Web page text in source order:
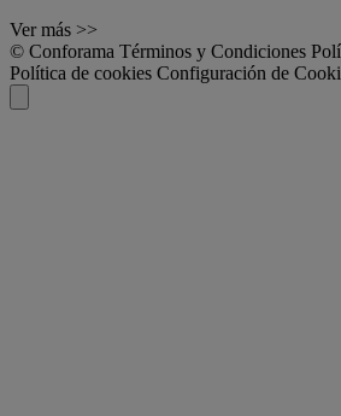
Ver más >>
© Conforama Términos y Condiciones
Política de cookies Configuración de